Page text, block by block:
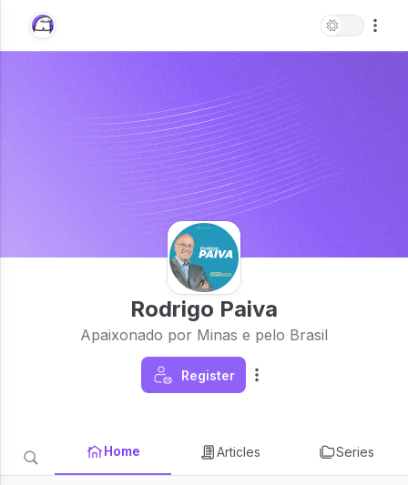
Rodrigo Paiva
Apaixonado por Minas e pelo Brasil
Register
Home Articles Series